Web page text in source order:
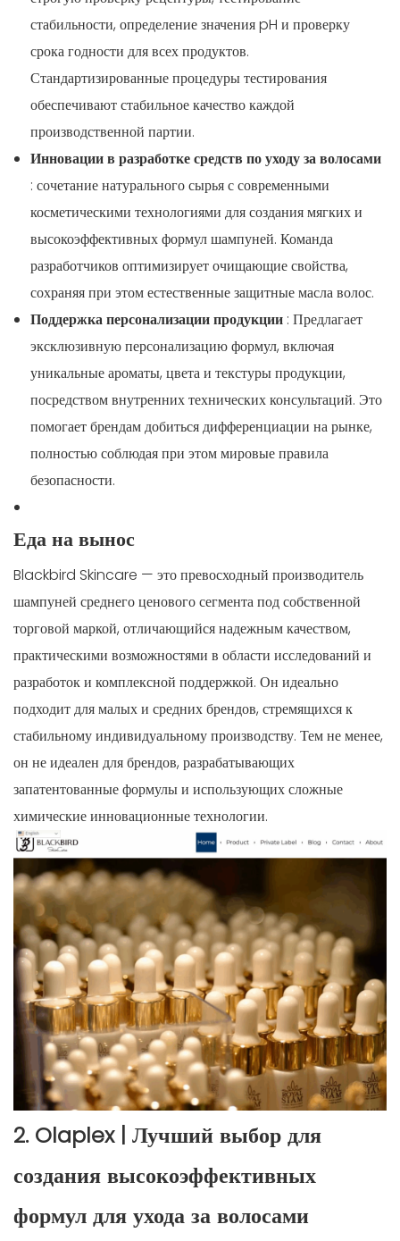
стабильности, определение значения pH и проверку
срока годности для всех продуктов.
Стандартизированные процедуры тестирования
обеспечивают стабильное качество каждой
производственной партии.
Инновации в разработке средств по уходу за волосами
: сочетание натурального сырья с современными
косметическими технологиями для создания мягких и
высокоэффективных формул шампуней. Команда
разработчиков оптимизирует очищающие свойства,
сохраняя при этом естественные защитные масла волос.
Поддержка персонализации продукции : Предлагает
эксклюзивную персонализацию формул, включая
уникальные ароматы, цвета и текстуры продукции,
посредством внутренних технических консультаций. Это
помогает брендам добиться дифференциации на рынке,
полностью соблюдая при этом мировые правила
безопасности.
Еда на вынос
Blackbird Skincare — это превосходный производитель
шампуней среднего ценового сегмента под собственной
торговой маркой, отличающийся надежным качеством,
практическими возможностями в области исследований и
разработок и комплексной поддержкой. Он идеально
подходит для малых и средних брендов, стремящихся к
стабильному индивидуальному производству. Тем не менее,
он не идеален для брендов, разрабатывающих
запатентованные формулы и использующих сложные
химические инновационные технологии.
2. Olaplex | Лучший выбор для
создания высокоэффективных
формул для ухода за волосами